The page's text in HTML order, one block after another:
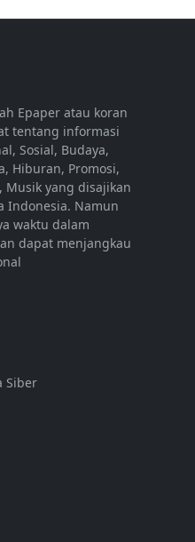
Epaper atau koran
tentang informasi
Sosial, Budaya,
Hiburan, Promosi,
Musik yang disajikan
Indonesia. Namun
waktu dalam
dapat menjangkau
Siber